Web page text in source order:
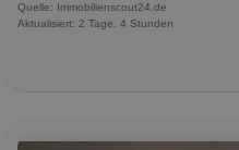
Quelle: Immobilienscout24.de
Aktualisiert: 2 Tage, 4 Stunden